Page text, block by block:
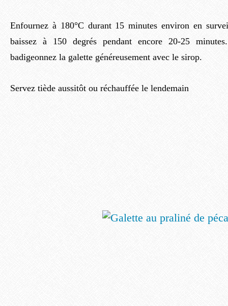
Enfournez à 180°C durant 15 minutes environ en
baissez à 150 degrés pendant encore 20-25
badigeonnez la galette généreusement avec le sirop.
Servez tiède aussitôt ou réchauffée le lendemain